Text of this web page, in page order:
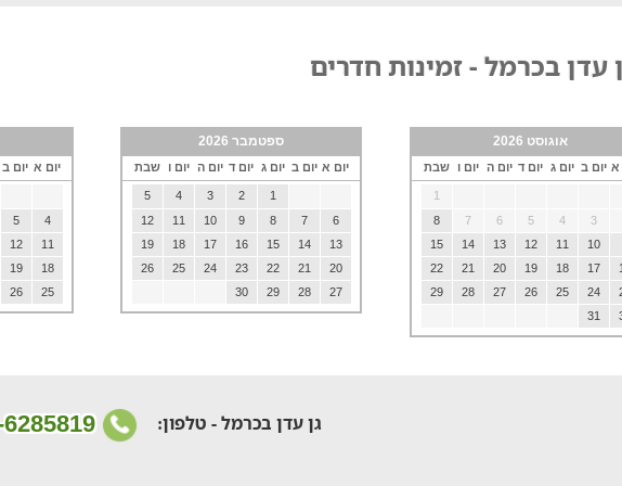
עדן בכרמל - זמינות חדרים
אוגוסט 2026
א יום ב יום ג יום ד יום ה יום ו שבת
1
3
4
5
6
7
8
10
11
12
13
14
15
17
18
19
20
21
22
24
25
26
27
28
29
31
ספטמבר 2026
יום א יום ב יום ג יום ד יום ה יום ו שבת
1
2
3
4
5
6
7
8
9
10
11
12
13
14
15
16
17
18
19
20
21
22
23
24
25
26
27
28
29
30
יום א יום ב
4
5
11
12
18
19
25
26
גן עדן בכרמל - טלפון: